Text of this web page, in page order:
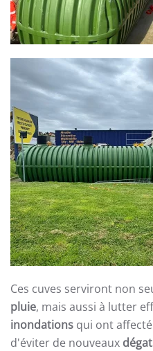
Ces cuves serviront non
pluie, mais aussi à lutter
inondations qui ont
d'éviter de nouveaux